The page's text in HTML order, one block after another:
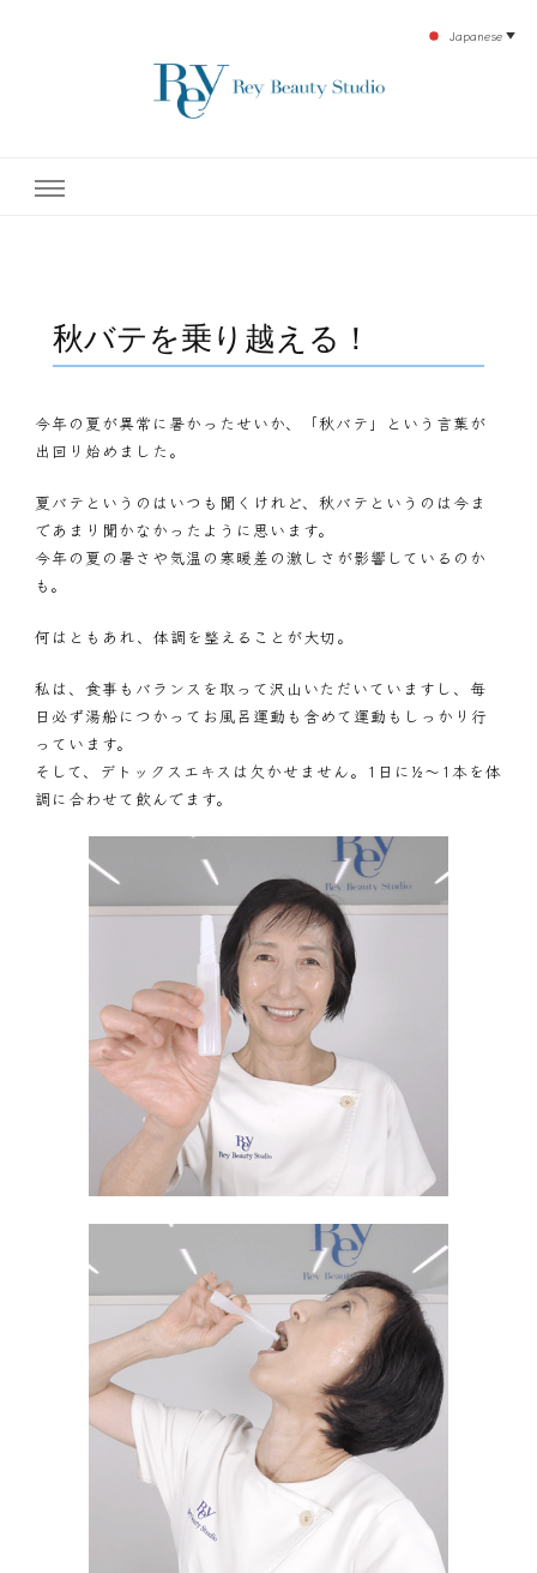
テ開設45年の実績を誇る本格エステだからこそ、お客様が必ず満足してもらえるこ
秋バテを乗り越える！
今年の夏が異常に暑かったせいか、「秋バテ」という言葉が
出回り始めました。
夏バテというのはいつも聞くけれど、秋バテというのは今ま
であまり聞かなかったように思います。
今年の夏の暑さや気温の寒暖差の激しさが影響しているのか
も。
何はともあれ、体調を整えることが大切。
私は、食事もバランスを取って沢山いただいていますし、毎
日必ず湯船につかってお風呂運動も含めて運動もしっかり行
っています。
そして、デトックスエキスは欠かせません。1日に½～1本を体
調に合わせて飲んでます。
Japanese ▼